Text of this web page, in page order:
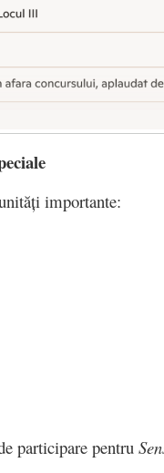
importante:
participare pentru